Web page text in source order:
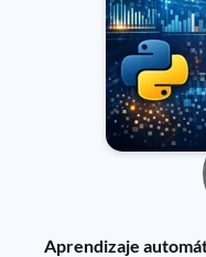
Aprendizaje